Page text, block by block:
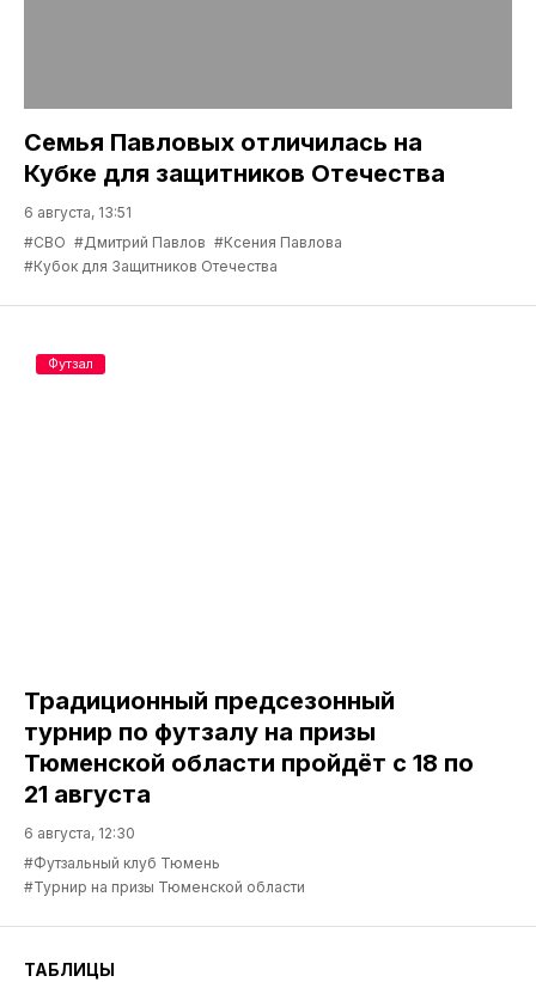
Семья Павловых отличилась на
Кубке для защитников Отечества
6 августа, 13:51
#СВО #Дмитрий Павлов #Ксения Павлова
#Кубок для Защитников Отечества
Традиционный предсезонный
турнир по футзалу на призы
Тюменской области пройдёт с 18 по
21 августа
6 августа, 12:30
#Футзальный клуб Тюмень
#Турнир на призы Тюменской области
Футзал
ТАБЛИЦЫ